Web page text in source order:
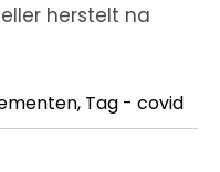
herstelt na
, Tag - covid